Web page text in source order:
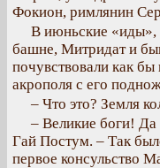
Фокион, римлянин
В июньские «иды»,
башне, Митридат и
почувствовали как
акрополя с его
– Что это? Земля
– Великие боги! Да
Гай Постум. – Так
первое консульство